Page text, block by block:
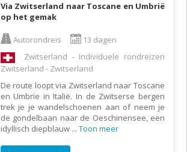
Via Zwitserland naar Toscane en Umbrië
op het gemak
Autorondreis
13 dagen
Zwitserland - Individuele rondreizen
Zwitserland - Zwitserland
De route loopt via Zwitserland naar Toscane
en Umbrïe in Italië. In de Zwitserse bergen
trek je je wandelschoenen aan of neem je
de gondelbaan naar de Oeschinensee, een
idyllisch diepblauw ... Toon meer